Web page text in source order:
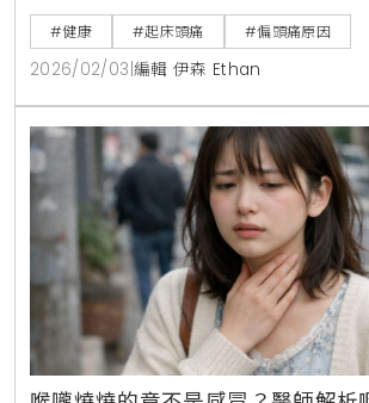
養補充，並教你辨識必須就醫的危險症
的睡眠品質與生活健康。
#健康 #起床頭痛 #偏頭痛原因
2026/02/03 編輯 伊森 Ethan